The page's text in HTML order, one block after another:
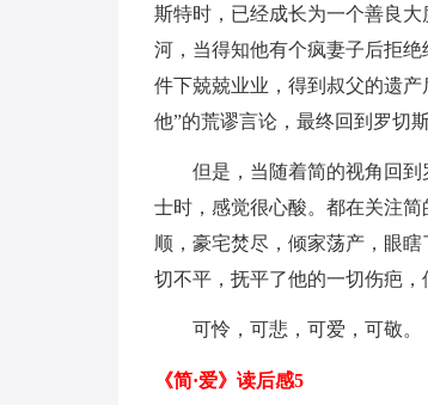
斯特时，已经成长为一个善良
河，当得知他有个疯妻子后拒
件下兢兢业业，得到叔父的遗
他”的荒谬言论，最终回到罗切
但是，当随着简的视角回
士时，感觉很心酸。都在关注
顺，豪宅焚尽，倾家荡产，眼
切不平，抚平了他的一切伤疤
可怜，可悲，可爱，可敬。
《简·爱》读后感5